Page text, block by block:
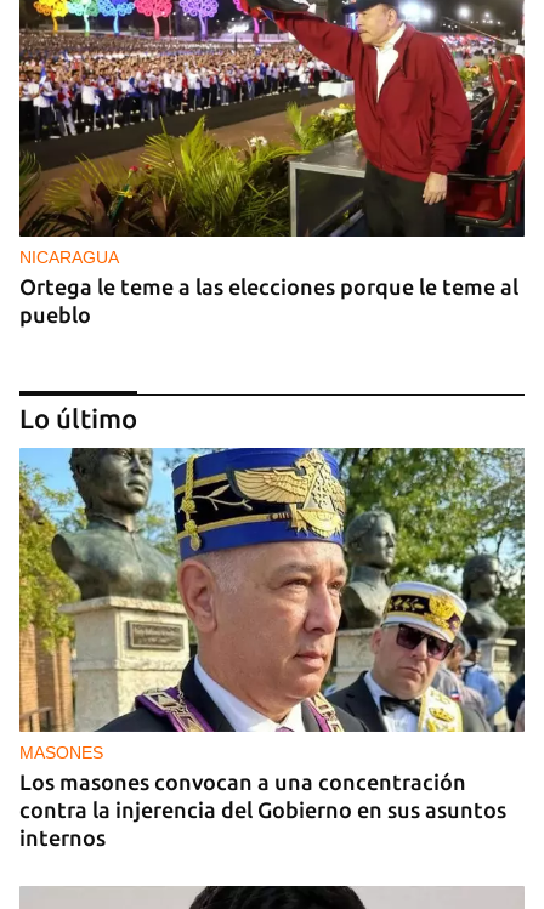
NICARAGUA
Ortega le teme a las elecciones porque le teme al
pueblo
OPINIÓN
Lo que El Cangrejo no puede querer
Lo último
MASONES
Los masones convocan a una concentración
contra la injerencia del Gobierno en sus asuntos
internos